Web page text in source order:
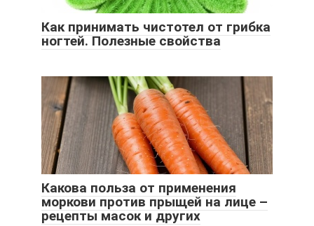
Как принимать чистотел от грибка
ногтей. Полезные свойства
Какова польза от применения
моркови против прыщей на лице –
рецепты масок и других